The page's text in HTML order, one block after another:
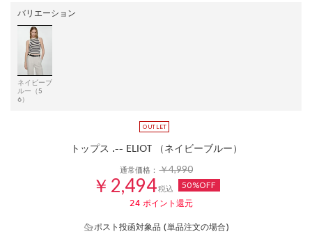
バリエーション
ネイビーブ
ルー（5
6）
トップス .-- ELIOT （ネイビーブルー）
通常価格：￥4,990
￥2,494税込 50%OFF
24 ポイント還元
ポスト投函対象品 (単品注文の場合)